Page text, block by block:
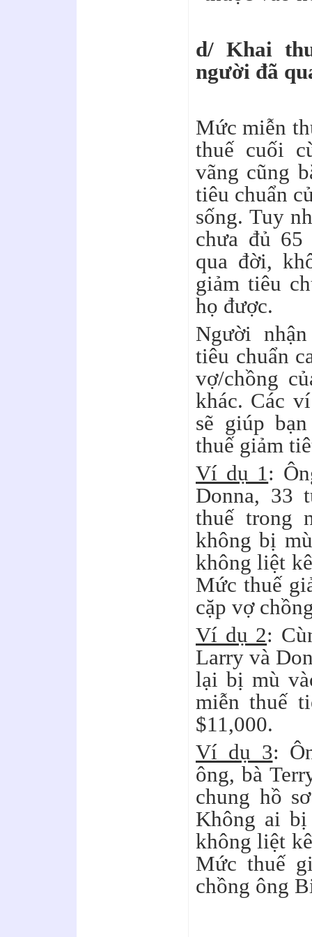
d/ Khai
người đã
Mức miễn
thuế cuối
vãng cũng
tiêu chuẩn
sống. Tuy
chưa đủ
qua đời,
giảm tiêu
họ được.
Người
tiêu chuẩn
vợ/chồng
khác. Các
sẽ giúp
thuế giảm
Ví dụ 1:
Donna, 33
thuế trong
không bị
không liệt
Mức thuế
cặp vợ
Ví dụ 2:
Larry và
lại bị mù
miễn thuế
$11,000.
Ví dụ 3:
ông, bà
chung hồ
Không ai
không liệt
Mức thuế
chồng ông